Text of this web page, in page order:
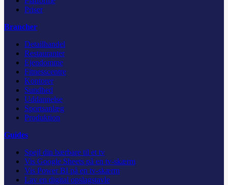
Priser
Brancher
Detailhandel
Restauranter
Ejendomme
Fitnesscentre
Kontorer
Sundhed
Uddannelse
Sportsanlæg
Produktion
Guides
Spejl din bærbare til et tv
Vis Google Sheets på en tv-skærm
Vis Power BI på en tv-skærm
Lav en digital opslagstavle